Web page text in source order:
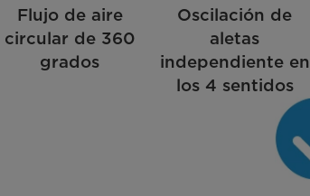
Flujo de aire
circular de 360
grados
Oscilación de
aletas
independiente en
los 4 sentidos